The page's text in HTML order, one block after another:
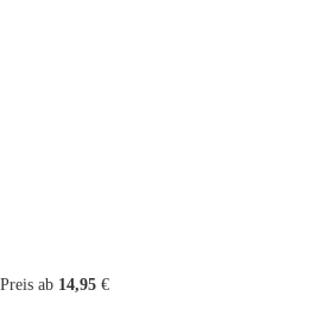
Preis ab 14,95 €